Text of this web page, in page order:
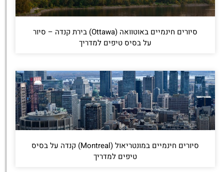
סיורים חינמיים באוטוואה (Ottawa) בירת קנדה – סיור
על בסיס טיפים למדריך
סיורים חינמיים במונטריאול (Montreal) קנדה על בסיס
טיפים למדריך